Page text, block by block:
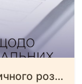
ГО "Асоціація демократичного розвитку" починає опитування серед жителів Іванівської, Киїнської та Кіптівської територіальних громадах щодо дизайну меморіальних об’єктів.